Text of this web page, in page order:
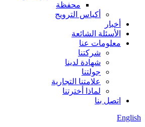
محفظة
أكياس الترويج
أخبار
الأسئلة الشائعة
معلومات عنا
شركتنا
شهادة لدينا
جولتنا
علامتنا التجارية
لماذا أخترتنا
اتصل بنا
English